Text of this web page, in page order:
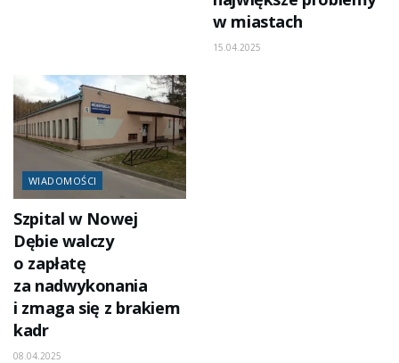
w miastach
15.04.2025
WIADOMOŚCI
Szpital w Nowej
Dębie walczy
o zapłatę
za nadwykonania
i zmaga się z brakiem
kadr
08.04.2025